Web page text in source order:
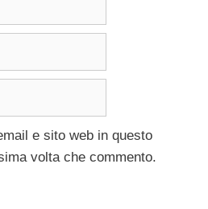
e sito web in questo
volta che commento.